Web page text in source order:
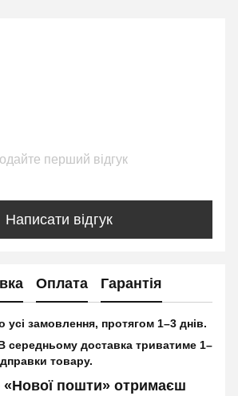
перший відгук
Написати відгук
Оплата Гарантія
усі замовлення, протягом 1–3 днів.
середньому доставка триватиме 1–
товару.
пошти» отримаєш